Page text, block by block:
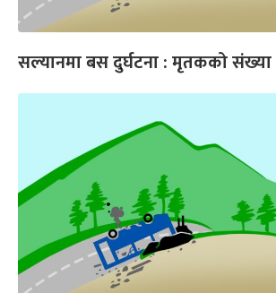
सल्यानमा बस दुर्घटना : मृतकको संख्या